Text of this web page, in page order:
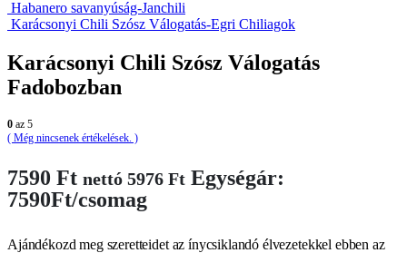
Habanero savanyúság-Janchili
Karácsonyi Chili Szósz Válogatás-Egri Chiliagok
Karácsonyi Chili Szósz Válogatás
Fadobozban
0 az 5
( Még nincsenek értékelések. )
7590 Ft nettó 5976 Ft Egységár:
7590Ft/csomag
Ajándékozd meg szeretteidet az ínycsiklandó élvezetekkel ebben az